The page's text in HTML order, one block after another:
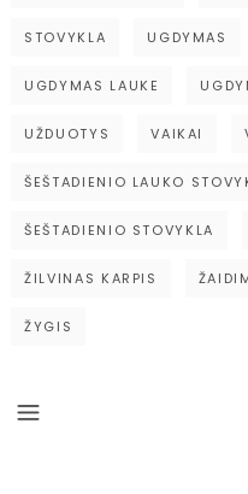
STOVYKLA UGDYMAS
UGDYMAS LAUKE
UŽDUOTYS VAIKAI
ŠEŠTADIENIO LAUKO
ŠEŠTADIENIO STOVYKLA
ŽILVINAS KARPIS
ŽYGIS